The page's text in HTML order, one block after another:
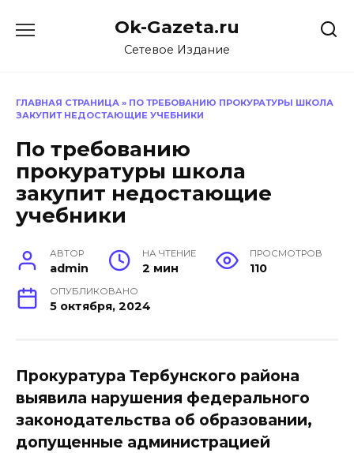
Ok-Gazeta.ru
Сетевое Издание
ГЛАВНАЯ СТРАНИЦА » ПО ТРЕБОВАНИЮ ПРОКУРАТУРЫ ШКОЛА
ЗАКУПИТ НЕДОСТАЮЩИЕ УЧЕБНИКИ
По требованию
прокуратуры школа
закупит недостающие
учебники
АВТОР
admin
НА ЧТЕНИЕ
2 мин
ПРОСМОТРОВ
110
ОПУБЛИКОВАНО
5 октября, 2024
Прокуратура Тербунского района
выявила нарушения федерального
законодательства об образовании,
допущенные администрацией